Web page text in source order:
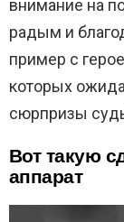
внимание на
радым и
пример с
которых
сюрпризы
Вот такую
аппарат